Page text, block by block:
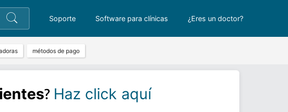
Soporte Software para clínicas ¿Eres un doctor?
métodos de pago
? Haz click aquí